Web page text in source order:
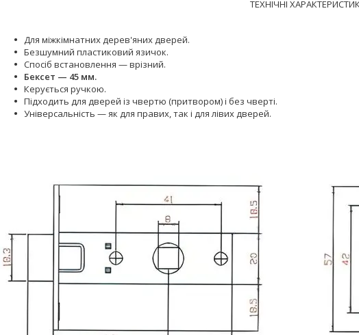
ТЕХНІЧНІ
Для міжкімнатних дерев'яних дверей.
Безшумний пластиковий язичок.
Спосіб встановлення — врізний.
Бексет — 45 мм.
Керується ручкою.
Підходить для дверей із чвертю (притвором) і без чверті.
Універсальність — як для правих, так і для лівих дверей.